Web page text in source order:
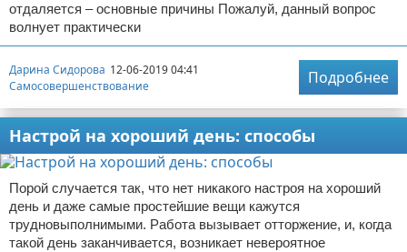
отдаляется – основные причины Пожалуй, данный вопрос
волнует практически
Дарина Сидорова 12-06-2019 04:41
Самосовершенствование
Подробнее
Настрой на хороший день: способы
Порой случается так, что нет никакого настроя на хороший
день и даже самые простейшие вещи кажутся
трудновыполнимыми. Работа вызывает отторжение, и, когда
такой день заканчивается, возникает невероятное